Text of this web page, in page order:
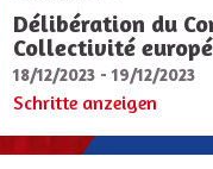
Délibération du
Collectivité
18/12/2023 - 19/12/2023
Schritte anzeigen